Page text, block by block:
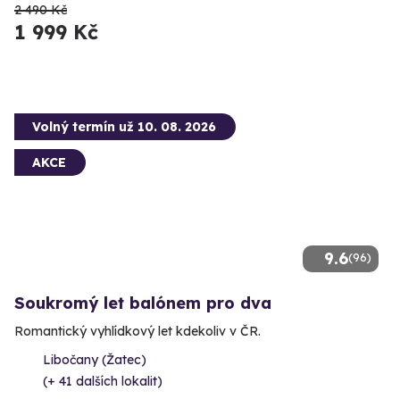
2 490 Kč
1 999 Kč
9.6(96)
Volný termín už 10. 08. 2026
AKCE
Soukromý let balónem pro dva
Romantický vyhlídkový let kdekoliv v ČR.
Libočany (Žatec)
(+ 41 dalších lokalit)